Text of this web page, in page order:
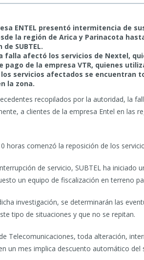
ENTEL presentó intermitencia de
la región de Arica y Parinacota
SUBTEL.
falla afectó los servicios de Nextel,
pago de la empresa VTR, quienes
servicios afectados se encuentran
la zona.
recopilados por la autoridad, la
a clientes de la empresa Entel en las
horas comenzó la reposición de los
de servicio, SUBTEL ha iniciado
un equipo de fiscalización en terreno
investigación, se determinarán las
tipo de situaciones y que no se repitan.
Telecomunicaciones, toda alteración,
un mes implica descuento automático